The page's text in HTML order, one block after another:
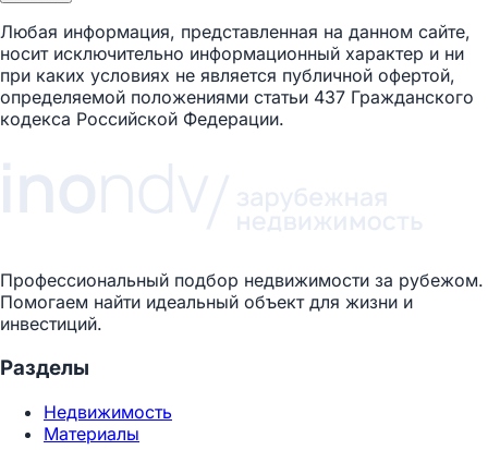
Любая информация, представленная на данном сайте,
носит исключительно информационный характер и ни
при каких условиях не является публичной офертой,
определяемой положениями статьи 437 Гражданского
кодекса Российской Федерации.
Профессиональный подбор недвижимости за рубежом.
Помогаем найти идеальный объект для жизни и
инвестиций.
Разделы
Недвижимость
Материалы